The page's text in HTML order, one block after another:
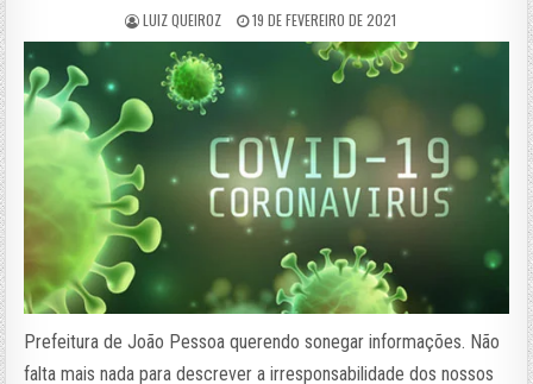
LUIZ QUEIROZ 19 DE FEVEREIRO DE 2021
Prefeitura de João Pessoa querendo sonegar informações. Não
falta mais nada para descrever a irresponsabilidade dos nossos